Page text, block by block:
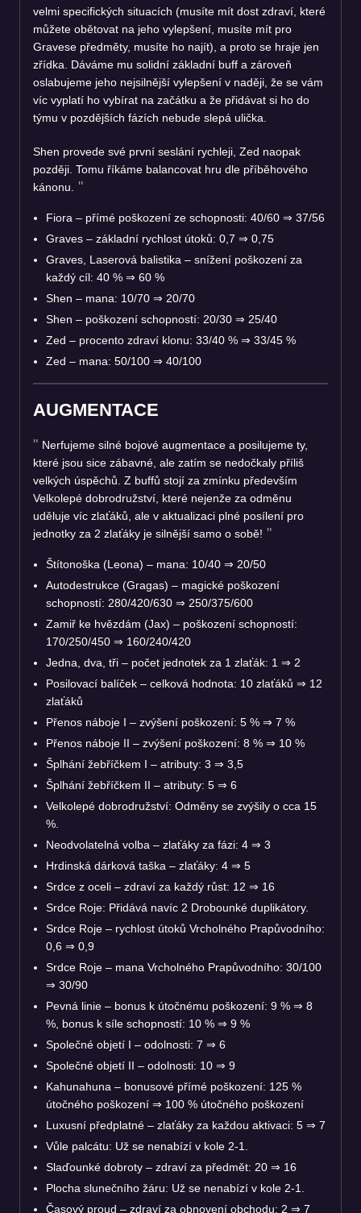
velmi specifických situacích (musíte mít dost zdraví, které
můžete obětovat na jeho vylepšení, musíte mít pro
Gravese předměty, musíte ho najít), a proto se hraje jen
zřídka. Dáváme mu solidní základní buff a zároveň
oslabujeme jeho nejsilnější vylepšení v naději, že se vám
víc vyplatí ho vybírat na začátku a že přidávat si ho do
týmu v pozdějších fázích nebude slepá ulička.
Shen provede své první seslání rychleji, Zed naopak
později. Tomu říkáme balancovat hru dle příběhového
kánonu.
Fiora – přímé poškození ze schopnosti: 40/60 ⇒ 37/56
Graves – základní rychlost útoků: 0,7 ⇒ 0,75
Graves, Laserová balistika – snížení poškození za
každý cíl: 40 % ⇒ 60 %
Shen – mana: 10/70 ⇒ 20/70
Shen – poškození schopností: 20/30 ⇒ 25/40
Zed – procento zdraví klonu: 33/40 % ⇒ 33/45 %
Zed – mana: 50/100 ⇒ 40/100
AUGMENTACE
Nerfujeme silné bojové augmentace a posilujeme ty,
které jsou sice zábavné, ale zatím se nedočkaly příliš
velkých úspěchů. Z buffů stojí za zmínku především
Velkolepé dobrodružství, které nejenže za odměnu
uděluje víc zlaťáků, ale v aktualizaci plné posílení pro
jednotky za 2 zlaťáky je silnější samo o sobě!
Štítonoška (Leona) – mana: 10/40 ⇒ 20/50
Autodestrukce (Gragas) – magické poškození
schopností: 280/420/630 ⇒ 250/375/600
Zamiř ke hvězdám (Jax) – poškození schopností:
170/250/450 ⇒ 160/240/420
Jedna, dva, tři – počet jednotek za 1 zlaťák: 1 ⇒ 2
Posilovací balíček – celková hodnota: 10 zlaťáků ⇒ 12
zlaťáků
Přenos náboje I – zvýšení poškození: 5 % ⇒ 7 %
Přenos náboje II – zvýšení poškození: 8 % ⇒ 10 %
Šplhání žebříčkem I – atributy: 3 ⇒ 3,5
Šplhání žebříčkem II – atributy: 5 ⇒ 6
Velkolepé dobrodružství: Odměny se zvýšily o cca 15
%.
Neodvolatelná volba – zlaťáky za fázi: 4 ⇒ 3
Hrdinská dárková taška – zlaťáky: 4 ⇒ 5
Srdce z oceli – zdraví za každý růst: 12 ⇒ 16
Srdce Roje: Přidává navíc 2 Drobounké duplikátory.
Srdce Roje – rychlost útoků Vrcholného Prapůvodního:
0,6 ⇒ 0,9
Srdce Roje – mana Vrcholného Prapůvodního: 30/100
⇒ 30/90
Pevná linie – bonus k útočnému poškození: 9 % ⇒ 8
%, bonus k síle schopností: 10 % ⇒ 9 %
Společné objetí I – odolnosti: 7 ⇒ 6
Společné objetí II – odolnosti: 10 ⇒ 9
Kahunahuna – bonusové přímé poškození: 125 %
útočného poškození ⇒ 100 % útočného poškození
Luxusní předplatné – zlaťáky za každou aktivaci: 5 ⇒ 7
Vůle palcátu: Už se nenabízí v kole 2-1.
Slaďounké dobroty – zdraví za předmět: 20 ⇒ 16
Plocha slunečního žáru: Už se nenabízí v kole 2-1.
Časový proud – zdraví za obnovení obchodu: 2 ⇒ 7